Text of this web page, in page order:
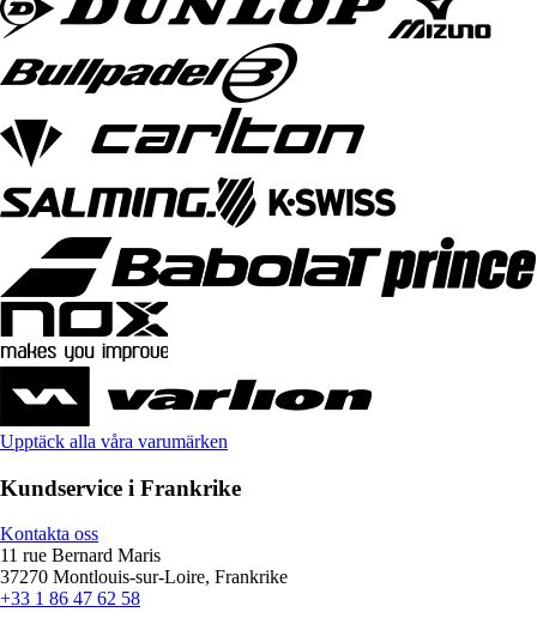
Upptäck alla våra varumärken
Kundservice i Frankrike
Kontakta oss
11 rue Bernard Maris
37270 Montlouis-sur-Loire, Frankrike
+33 1 86 47 62 58